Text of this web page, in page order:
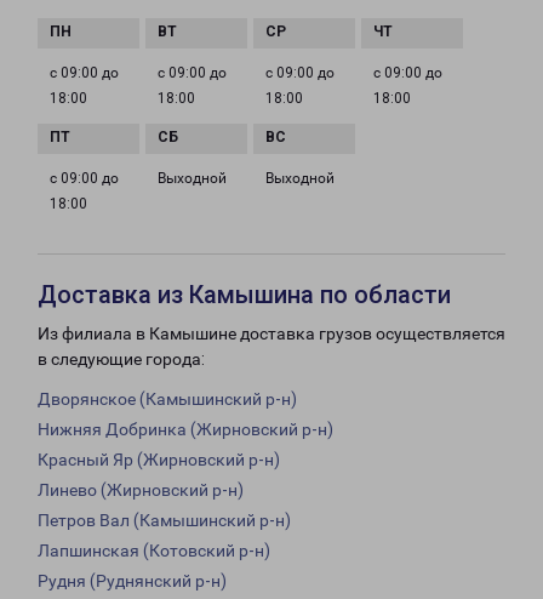
с 09:00 до
18:00
с 09:00 до
18:00
с 09:00 до
18:00
с 09:00 до
18:00
с 09:00 до
18:00
Выходной Выходной
Доставка из Камышина по области
Из филиала в Камышине доставка грузов осуществляется
в следующие города:
Дворянское (Камышинский р-н)
Нижняя Добринка (Жирновский р-н)
Красный Яр (Жирновский р-н)
Линево (Жирновский р-н)
Петров Вал (Камышинский р-н)
Лапшинская (Котовский р-н)
Рудня (Руднянский р-н)